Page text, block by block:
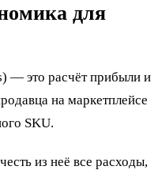
для
— это расчёт прибыли и
на маркетплейсе
SKU.
из неё все расходы,